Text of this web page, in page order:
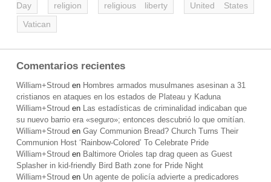
Day
religion religious liberty
United States
Vatican
Comentarios recientes
William+Stroud en Hombres armados musulmanes asesinan a 31
cristianos en ataques en los estados de Plateau y Kaduna
William+Stroud en Las estadísticas de criminalidad indicaban que
su nuevo barrio era «seguro»; entonces descubrió lo que omitían.
William+Stroud en Gay Communion Bread? Church Turns Their
Communion Host ‘Rainbow-Colored’ To Celebrate Pride
William+Stroud en Baltimore Orioles tap drag queen as Guest
Splasher in kid-friendly Bird Bath zone for Pride Night
William+Stroud en Un agente de policía advierte a predicadores